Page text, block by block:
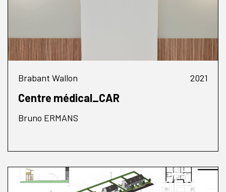
Brabant Wallon 2021
Centre médical_CAR
Bruno ERMANS